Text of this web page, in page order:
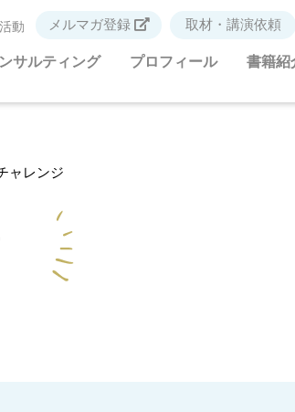
動 メルマガ登録 取材・講演依頼
サルティング プロフィール 書籍紹
ャレンジ